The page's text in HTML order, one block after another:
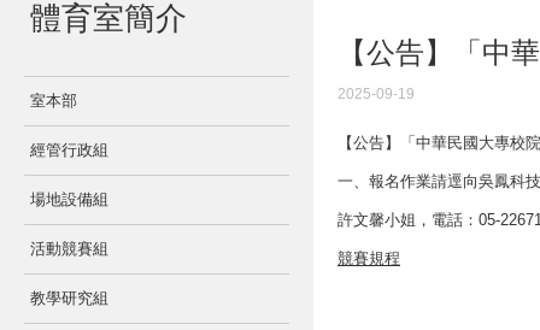
體育室簡介
室本部
經管行政組
場地設備組
活動競賽組
教學研究組
【公告】「中
2025-09-19
【公告】「中華民國大專校
一、報名作業請逕向吳鳳科
許文馨小姐，電話：05-
競賽規程